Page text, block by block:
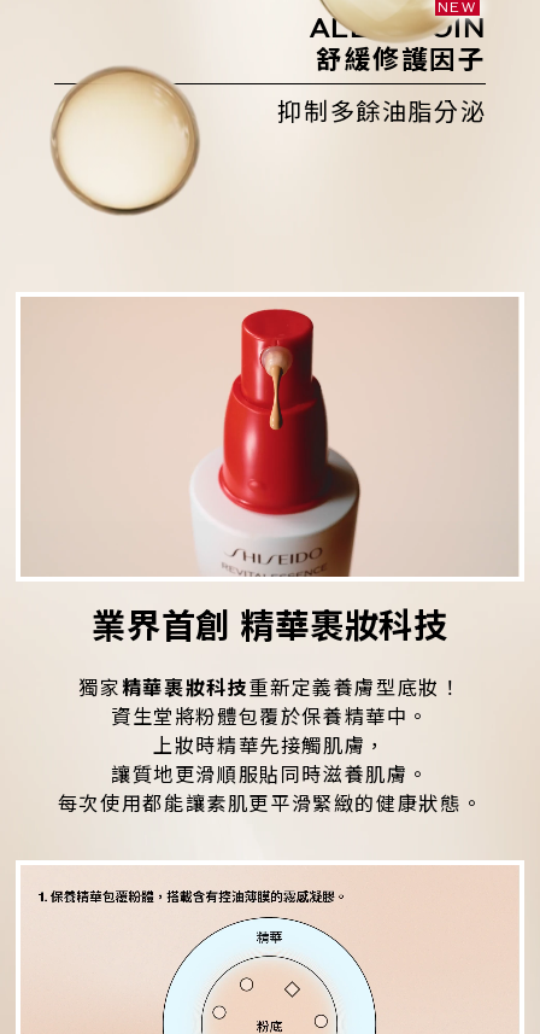
NEW
ALLANTOIN
舒緩修護因子
抑制多餘油脂分泌
業界首創 精華裹妝科技
獨家精華裹妝科技重新定義養膚型底妝！
資生堂將粉體包覆於保養精華中。
上妝時精華先接觸肌膚，
讓質地更滑順服貼同時滋養肌膚。
每次使用都能讓素肌更平滑緊緻的健康狀態。